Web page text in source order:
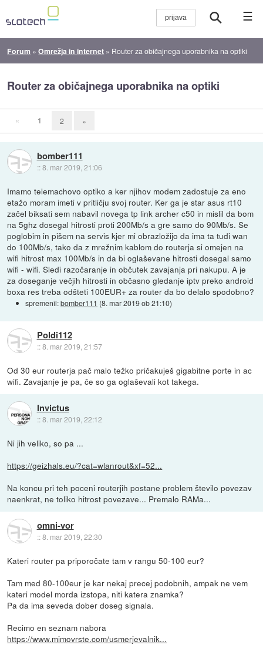
☰
Forum »Omrežja in internet » Router za običajnega uporabnika na optiki
Router za običajnega uporabnika na optiki
« 1 2 »
bomber111
::8. mar 2019, 21:06
Imamo telemachovo optiko a ker njihov modem zadostuje za eno
etažo moram imeti v pritličju svoj router. Ker ga je star asus rt10
začel biksati sem nabavil novega tp link archer c50 in mislil da bom
na 5ghz dosegal hitrosti proti 200Mb/s a gre samo do 90Mb/s. Se
poglobim in pišem na servis kjer mi obrazložijo da ima ta tudi wan
do 100Mb/s, tako da z mrežnim kablom do routerja si omejen na
wifi hitrost max 100Mb/s in da bi oglaševane hitrosti dosegal samo
wifi - wifi. Sledi razočaranje in občutek zavajanja pri nakupu. A je
za doseganje večjih hitrosti in občasno gledanje iptv preko android
boxa res treba odšteti 100EUR+ za router da bo delalo spodobno?
spremenil:bomber111 (8. mar 2019 ob 21:10)
Poldi112
::8. mar 2019, 21:57
Od 30 eur routerja pač malo težko pričakuješ gigabitne porte in ac
wifi. Zavajanje je pa, če so ga oglaševali kot takega.
Invictus
::8. mar 2019, 22:12
Ni jih veliko, so pa ...
https://geizhals.eu/?cat=wlanrout&xf=52...
Na koncu pri teh poceni routerjih postane problem število povezav
naenkrat, ne toliko hitrost povezave... Premalo RAMa...
omni-vor
::8. mar 2019, 22:30
Kateri router pa priporočate tam v rangu 50-100 eur?
Tam med 80-100eur je kar nekaj precej podobnih, ampak ne vem
kateri model morda izstopa, niti katera znamka?
Pa da ima seveda dober doseg signala.
Recimo en seznam nabora
https://www.mimovrste.com/usmerjevalnik...